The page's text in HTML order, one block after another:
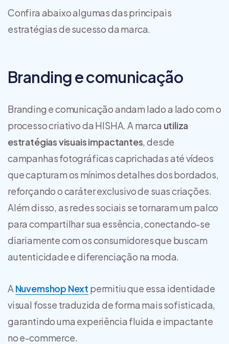
Confira abaixo algumas das principais
estratégias de sucesso da marca.
Branding e comunicação
Branding e comunicação andam lado a lado com o
processo criativo da HISHA. A marca utiliza
estratégias visuais impactantes, desde
campanhas fotográficas caprichadas até vídeos
que capturam os mínimos detalhes dos bordados,
reforçando o caráter exclusivo de suas criações.
Além disso, as redes sociais se tornaram um palco
para compartilhar sua essência, conectando-se
diariamente com os consumidores que buscam
autenticidade e diferenciação na moda.
A Nuvemshop Next permitiu que essa identidade
visual fosse traduzida de forma mais sofisticada,
garantindo uma experiência fluida e impactante
no e-commerce.